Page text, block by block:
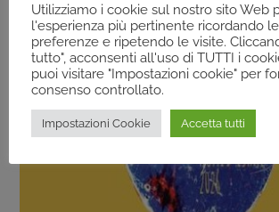
Utilizziamo i cookie sul nostro sito Web
l'esperienza più pertinente ricordando
preferenze e ripetendo le visite.
tutto", acconsenti all'uso di TUTTI i
puoi visitare "Impostazioni cookie" per
consenso controllato.
Impostazioni Cookie Accetta tutti